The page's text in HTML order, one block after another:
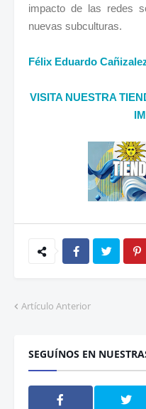
impacto de las redes
nuevas subculturas.
Félix Eduardo
VISITA NUESTRA
Artículo Anterior
SEGUÍNOS EN